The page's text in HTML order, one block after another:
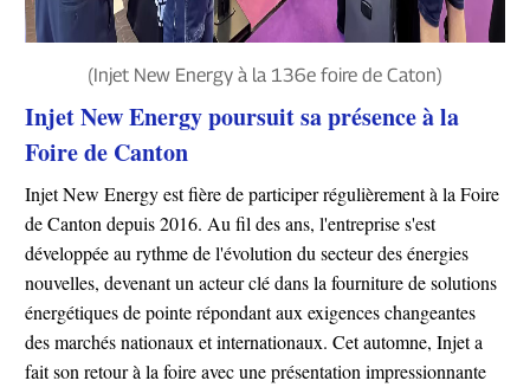
(Injet New Energy à la 136e foire de Caton)
Injet New Energy poursuit sa présence à la
Foire de Canton
Injet New Energy est fière de participer régulièrement à la Foire
de Canton depuis 2016. Au fil des ans, l'entreprise s'est
développée au rythme de l'évolution du secteur des énergies
nouvelles, devenant un acteur clé dans la fourniture de solutions
énergétiques de pointe répondant aux exigences changeantes
des marchés nationaux et internationaux. Cet automne, Injet a
fait son retour à la foire avec une présentation impressionnante